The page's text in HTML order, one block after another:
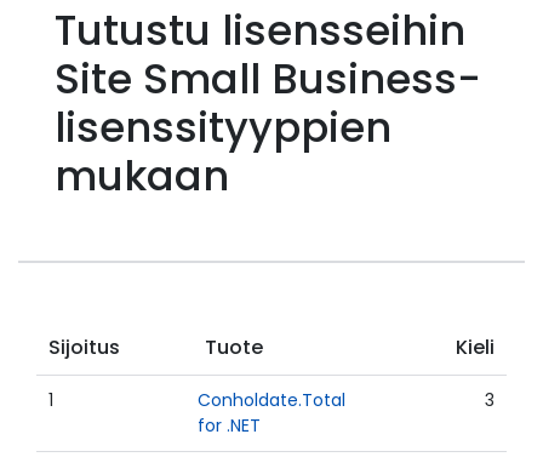
Tutustu lisensseihin
Site Small Business-
lisenssityyppien
mukaan
Sijoitus Tuote Kieli
1
Conholdate.Total
for .NET
3